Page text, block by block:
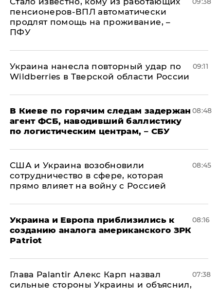
пенсионеров-ВПЛ автоматически
продлят помощь на проживание, –
ПФУ
Украина нанесла повторный удар по
Wildberries в Тверской области России
09:11
В Киеве по горячим следам задержан
агент ФСБ, наводивший баллистику
по логистическим центрам, – СБУ
08:48
США и Украина возобновили
сотрудничество в сфере, которая
прямо влияет на войну с Россией
08:45
Украина и Европа приблизились к
созданию аналога американского ЗРК
Patriot
08:16
Глава Palantir Алекс Карп назвал
сильные стороны Украины и объяснил,
07:38